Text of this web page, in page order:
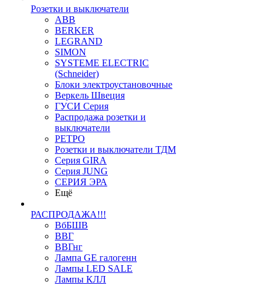
Розетки и выключатели
ABB
BERKER
LEGRAND
SIMON
SYSTEME ELECTRIC
(Schneider)
Блоки электроустановочные
Веркель Швеция
ГУСИ Серия
Распродажа розетки и
выключатели
РЕТРО
Розетки и выключатели ТДМ
Серия GIRA
Серия JUNG
СЕРИЯ ЭРА
Ещё
РАСПРОДАЖА!!!
ВбБШВ
ВВГ
ВВГнг
Лампа GE галогенн
Лампы LED SALE
Лампы КЛЛ